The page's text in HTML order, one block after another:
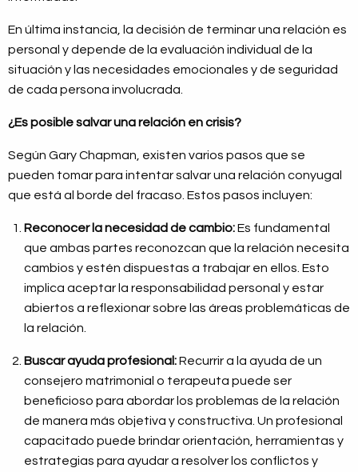
En última instancia, la decisión de terminar una relación es
personal y depende de la evaluación individual de la
situación y las necesidades emocionales y de seguridad
de cada persona involucrada.
¿Es posible salvar una relación en crisis?
Según Gary Chapman, existen varios pasos que se
pueden tomar para intentar salvar una relación conyugal
que está al borde del fracaso. Estos pasos incluyen:
Reconocer la necesidad de cambio:Es fundamental
que ambas partes reconozcan que la relación necesita
cambios y estén dispuestas a trabajar en ellos. Esto
implica aceptar la responsabilidad personal y estar
abiertos a reflexionar sobre las áreas problemáticas de
la relación.
Buscar ayuda profesional:Recurrir a la ayuda de un
consejero matrimonial o terapeuta puede ser
beneficioso para abordar los problemas de la relación
de manera más objetiva y constructiva. Un profesional
capacitado puede brindar orientación, herramientas y
estrategias para ayudar a resolver los conflictos y